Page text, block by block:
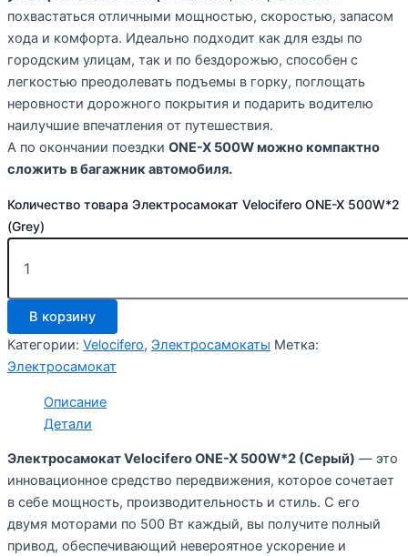
похвастаться отличными мощностью, скоростью, запасом
хода и комфорта. Идеально подходит как для езды по
городским улицам, так и по бездорожью, способен с
легкостью преодолевать подъемы в горку, поглощать
неровности дорожного покрытия и подарить водителю
наилучшие впечатления от путешествия.
А по окончании поездки ONE-X 500W можно компактно
сложить в багажник автомобиля.
Количество товара Электросамокат Velocifero ONE-X 500W*2
(Grey)
В корзину
Категории: Velocifero, Электросамокаты Метка:
Электросамокат
Описание
Детали
Электросамокат Velocifero ONE-X 500W*2 (Серый) — это
инновационное средство передвижения, которое сочетает
в себе мощность, производительность и стиль. С его
двумя моторами по 500 Вт каждый, вы получите полный
привод, обеспечивающий невероятное ускорение и